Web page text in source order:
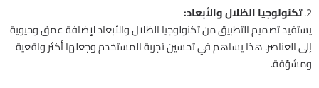
2. تكنولوجيا الظلال والأبعاد:
يستفيد تصميم التطبيق من تكنولوجيا الظلال والأبعاد لإضافة عمق وحيوية
إلى العناصر. هذا يساهم في تحسين تجربة المستخدم وجعلها أكثر واقعية
ومشوّقة.